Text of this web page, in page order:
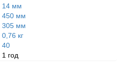
14 мм
450 мм
305 мм
0,76 кг
40
1 год